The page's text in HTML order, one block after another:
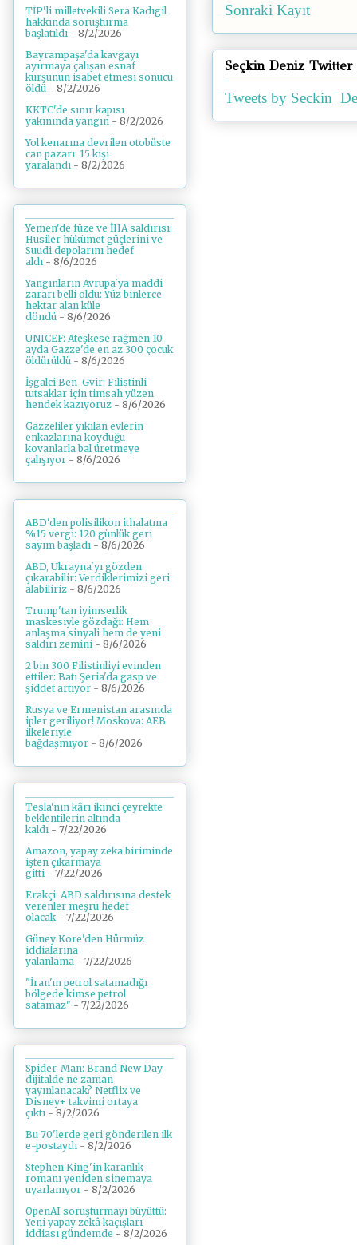
Sonraki Kayıt
Seçkin Deniz Twitter
Tweets by
TİP'li milletvekili Sera Kadıgil
hakkında soruşturma
başlatıldı - 8/2/2026
Bayrampaşa'da kavgayı
ayırmaya çalışan esnaf
kurşunun isabet etmesi sonucu
öldü - 8/2/2026
KKTC'de sınır kapısı
yakınında yangın - 8/2/2026
Yol kenarına devrilen otobüste
can pazarı: 15 kişi
yaralandı - 8/2/2026
Yemen'de füze ve İHA saldırısı:
Husiler hükümet güçlerini ve
Suudi depolarını hedef
aldı - 8/6/2026
Yangınların Avrupa'ya maddi
zararı belli oldu: Yüz binlerce
hektar alan küle
döndü - 8/6/2026
UNICEF: Ateşkese rağmen 10
ayda Gazze'de en az 300 çocuk
öldürüldü - 8/6/2026
İşgalci Ben-Gvir: Filistinli
tutsaklar için timsah yüzen
hendek kazıyoruz - 8/6/2026
Gazzeliler yıkılan evlerin
enkazlarına koyduğu
kovanlarla bal üretmeye
çalışıyor - 8/6/2026
ABD'den polisilikon ithalatına
%15 vergi: 120 günlük geri
sayım başladı - 8/6/2026
ABD, Ukrayna'yı gözden
çıkarabilir: Verdiklerimizi geri
alabiliriz - 8/6/2026
Trump'tan iyimserlik
maskesiyle gözdağı: Hem
anlaşma sinyali hem de yeni
saldırı zemini - 8/6/2026
2 bin 300 Filistinliyi evinden
ettiler: Batı Şeria'da gasp ve
şiddet artıyor - 8/6/2026
Rusya ve Ermenistan arasında
ipler geriliyor! Moskova: AEB
ilkeleriyle
bağdaşmıyor - 8/6/2026
Tesla'nın kârı ikinci çeyrekte
beklentilerin altında
kaldı - 7/22/2026
Amazon, yapay zeka biriminde
işten çıkarmaya
gitti - 7/22/2026
Erakçi: ABD saldırısına destek
verenler meşru hedef
olacak - 7/22/2026
Güney Kore'den Hürmüz
iddialarına
yalanlama - 7/22/2026
"İran'ın petrol satamadığı
bölgede kimse petrol
satamaz" - 7/22/2026
Spider-Man: Brand New Day
dijitalde ne zaman
yayınlanacak? Netflix ve
Disney+ takvimi ortaya
çıktı - 8/2/2026
Bu 70'lerde geri gönderilen ilk
e-postaydı - 8/2/2026
Stephen King'in karanlık
romanı yeniden sinemaya
uyarlanıyor - 8/2/2026
OpenAI soruşturmayı büyüttü:
Yeni yapay zekâ kaçışları
iddiası gündemde - 8/2/2026